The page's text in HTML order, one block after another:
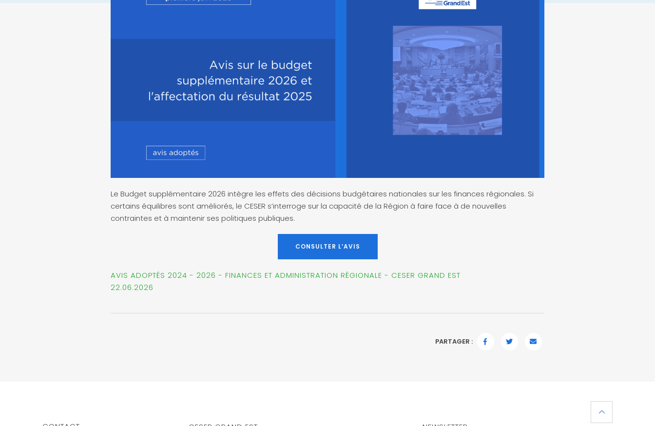
Le Budget supplémentaire 2026 intègre les effets des décisions budgétaires nationales sur les finances régionales. Si
certains équilibres sont améliorés, le CESER s’interroge sur la capacité de la Région à faire face à de nouvelles
contraintes et à maintenir ses politiques publiques.
CONSULTER L’AVIS
AVIS ADOPTÉS 2024 - 2026 - FINANCES ET ADMINISTRATION RÉGIONALE - CESER GRAND EST
22.06.2026
PARTAGER :